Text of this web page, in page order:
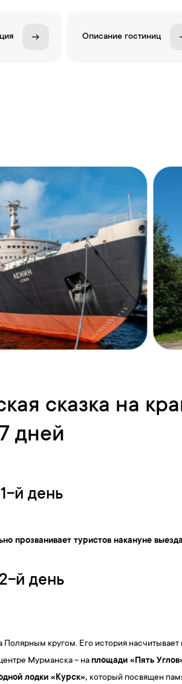
Описание гостиниц
сказка на
7 дней
1-й день
прозванивает туристов накануне
2-й день
кругом. Его история насчитывает
Мурманска – наплощади «Пять
лодки «Курск», который посвящен